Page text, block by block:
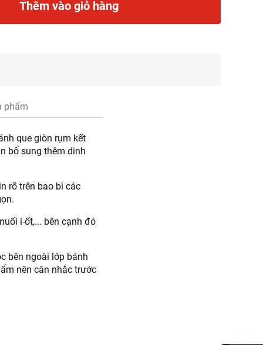
Thêm vào giỏ hàng
phẩm
que giòn rụm kết
bổ sung thêm dinh
rõ trên bao bì các
i-ốt,... bên cạnh đó
bên ngoài lớp bánh
nên cân nhắc trước
tự nhiên, glycerin,